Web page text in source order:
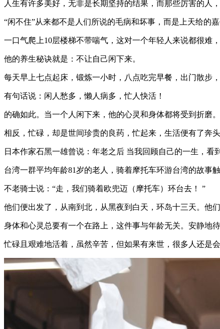
人生有许多美好，无非是长期坚持的结果，而那些厉害的人
“闲不住”从来都不是人们所说的毛病和坏事，而是上天给的嘉
一口气爬上10层楼梯不带喘气，这对一个年轻人来说都很难
他的养生秘诀就是：不让自己闲下来。
每天早上七点起床，锻炼一小时，八点吃完早餐，出门散步
有句话说：闲人愁多，懒人病多，忙人快活！
的确如此。当一个人闲下来，他的心灵和身体都将受到折磨
相反，忙碌，却是世间珍贵的良药，忙起来，生活便有了奔头
日本作家石黑一雄曾说：年老之后 当我回顾自己的一生，
台湾一群平均年龄81岁的老人，骑着摩托车环游台湾的故事触
不老骑士说：“走，我们骑着欧兜迈（摩托车）环台去！ ”
他们便出发了，从南到北，从黑夜到白天，环岛十三天。他
身体和心灵总要有一个在路上，这件事与年龄无关。安静地
忙碌且艰难地活着，虽然辛苦，但如果有来世，很多人还是